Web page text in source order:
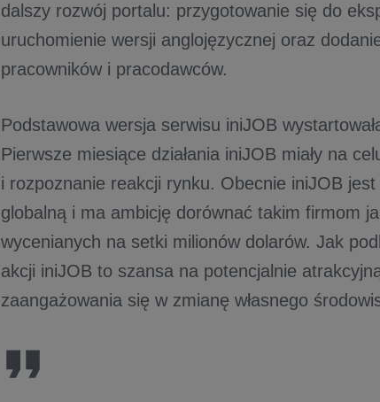
dalszy rozwój portalu: przygotowanie się do
uruchomienie wersji anglojęzycznej oraz
pracowników i pracodawców.
Podstawowa wersja serwisu iniJOB
Pierwsze miesiące działania iniJOB miały na
i rozpoznanie reakcji rynku. Obecnie iniJOB
globalną i ma ambicję dorównać takim firmom
wycenianych na setki milionów dolarów. Jak
akcji iniJOB to szansa na potencjalnie
zaangażowania się w zmianę własnego